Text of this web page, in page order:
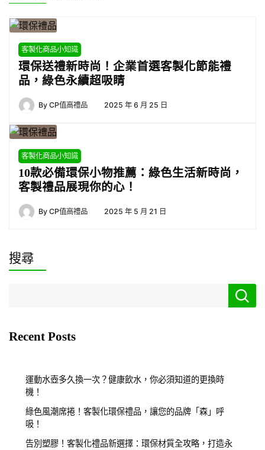
客製化商品小知識
環保送禮新時尚！企業首選客製化節能禮
品，綠色永續超吸睛
By CP值高禮品 2025 年 6 月 25 日
客製化商品小知識
10款必備環保小物推薦：綠色生活新時尚，
客製禮品展現你的心！
By CP值高禮品 2025 年 5 月 21 日
搜尋
Recent Posts
運動水壺多久換一次？健康飲水，你必須知道的更換時
機！
綠色風潮席捲！客製化環保禮品，讓您的品牌「森」呼
吸！
告別塑膠！客製化禮品新選擇：環保材質全攻略，打造永